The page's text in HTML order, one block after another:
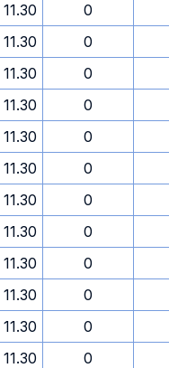
11.30 0
11.30 0
11.30 0
11.30 0
11.30 0
11.30 0
11.30 0
11.30 0
11.30 0
11.30 0
11.30 0
11.30 0